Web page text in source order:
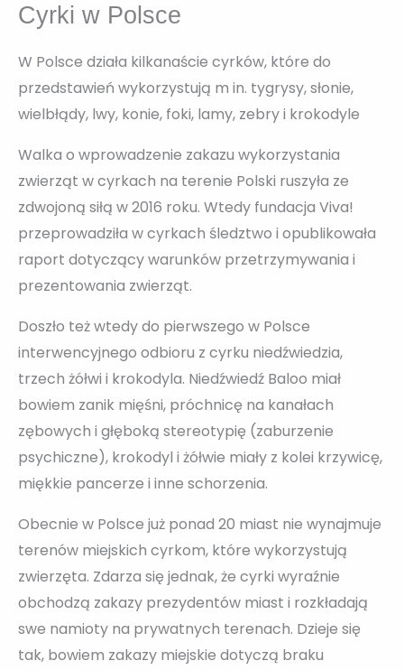
Cyrki w Polsce
W Polsce działa kilkanaście cyrków, które do
przedstawień wykorzystują m in. tygrysy, słonie,
wielbłądy, lwy, konie, foki, lamy, zebry i krokodyle
Walka o wprowadzenie zakazu wykorzystania
zwierząt w cyrkach na terenie Polski ruszyła ze
zdwojoną siłą w 2016 roku. Wtedy fundacja Viva!
przeprowadziła w cyrkach śledztwo i opublikowała
raport dotyczący warunków przetrzymywania i
prezentowania zwierząt.
Doszło też wtedy do pierwszego w Polsce
interwencyjnego odbioru z cyrku niedźwiedzia,
trzech żółwi i krokodyla. Niedźwiedź Baloo miał
bowiem zanik mięśni, próchnicę na kanałach
zębowych i głęboką stereotypię (zaburzenie
psychiczne), krokodyl i żółwie miały z kolei krzywicę,
miękkie pancerze i inne schorzenia.
Obecnie w Polsce już ponad 20 miast nie wynajmuje
terenów miejskich cyrkom, które wykorzystują
zwierzęta. Zdarza się jednak, że cyrki wyraźnie
obchodzą zakazy prezydentów miast i rozkładają
swe namioty na prywatnych terenach. Dzieje się
tak, bowiem zakazy miejskie dotyczą braku